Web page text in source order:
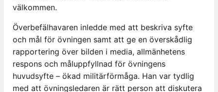
välkommen.
Överbefälhavaren inledde med att beskriva syfte
och mål för övningen samt att ge en överskådlig
rapportering över bilden i media, allmänhetens
respons och måluppfyllnad för övningens
huvudsyfte – ökad militärförmåga. Han var tydlig
med att övningsledaren är rätt person att diskutera